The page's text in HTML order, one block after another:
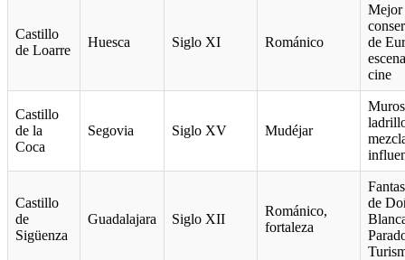
Castillo
de Loarre
Huesca Siglo XI Románico
Mejor
de
cine
Castillo
de la
Coca
Segovia Siglo XV Mudéjar
Castillo
de
Sigüenza
Guadalajara Siglo XII
Románico,
fortaleza
de